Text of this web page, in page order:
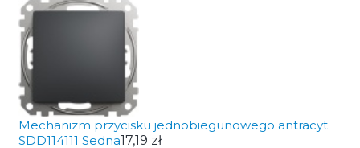
Mechanizm przycisku jednobiegunowego antracyt
SDD114111 Sedna17,19 zł